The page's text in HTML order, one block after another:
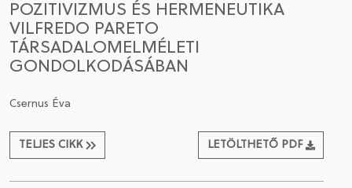
CSATLAKOZÁS A TÁRSASÁGHOZ / MEGÚJÍTOM A
TAGSÁGOMAT
POZITIVIZMUS ÉS HERMENEUTIKA
VILFREDO PARETO
TÁRSADALOMELMÉLETI
GONDOLKODÁSÁBAN
Csernus Éva
TELJES CIKK LETÖLTHETŐ PDF